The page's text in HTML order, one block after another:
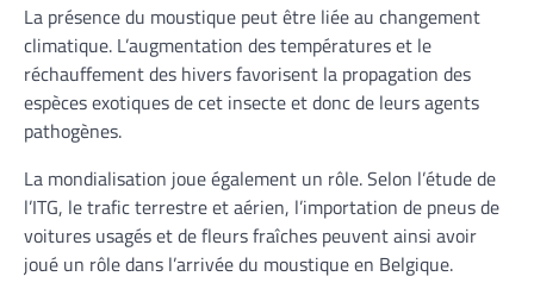
La présence du moustique peut être liée au changement
climatique. L’augmentation des températures et le
réchauffement des hivers favorisent la propagation des
espèces exotiques de cet insecte et donc de leurs agents
pathogènes.
La mondialisation joue également un rôle. Selon l’étude de
l’ITG, le trafic terrestre et aérien, l’importation de pneus de
voitures usagés et de fleurs fraîches peuvent ainsi avoir
joué un rôle dans l’arrivée du moustique en Belgique.